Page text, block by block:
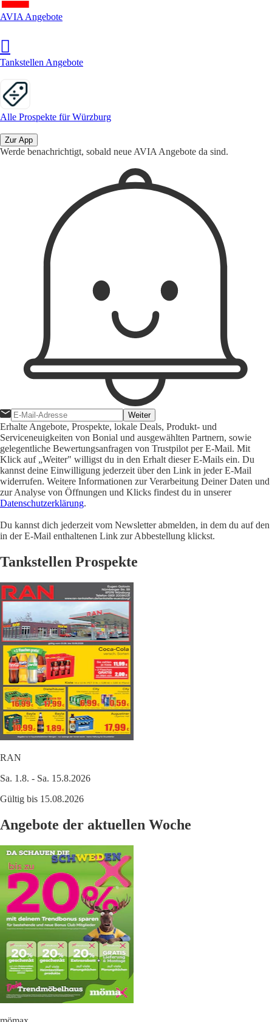
AVIA Angebote
Tankstellen Angebote
Alle Prospekte für Würzburg
Zur App
Werde benachrichtigt, sobald neue AVIA Angebote da sind.
Weiter
Erhalte Angebote, Prospekte, lokale Deals, Produkt- und
Serviceneuigkeiten von Bonial und ausgewählten Partnern, sowie
gelegentliche Bewertungsanfragen von Trustpilot per E-Mail. Mit
Klick auf „Weiter" willigst du in den Erhalt dieser E-Mails ein. Du
kannst deine Einwilligung jederzeit über den Link in jeder E-Mail
widerrufen. Weitere Informationen zur Verarbeitung Deiner Daten und
zur Analyse von Öffnungen und Klicks findest du in unserer
Datenschutzerklärung.
Du kannst dich jederzeit vom Newsletter abmelden, in dem du auf den
in der E-Mail enthaltenen Link zur Abbestellung klickst.
Tankstellen Prospekte
RAN
Sa. 1.8. - Sa. 15.8.2026
Gültig bis 15.08.2026
Angebote der aktuellen Woche